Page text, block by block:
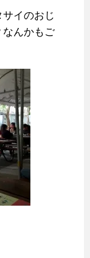
イのおじ
なんかもご